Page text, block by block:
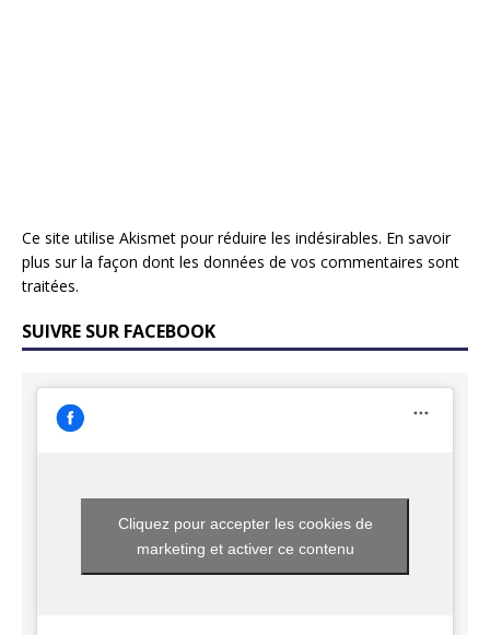
Ce site utilise Akismet pour réduire les indésirables. En savoir
plus sur la façon dont les données de vos commentaires sont
traitées.
SUIVRE SUR FACEBOOK
Cliquez pour accepter les cookies de
marketing et activer ce contenu